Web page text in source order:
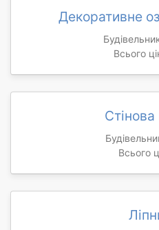
Декоративне
Всього
Всього